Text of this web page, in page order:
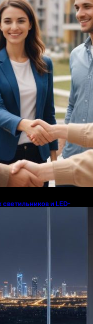
и LED-